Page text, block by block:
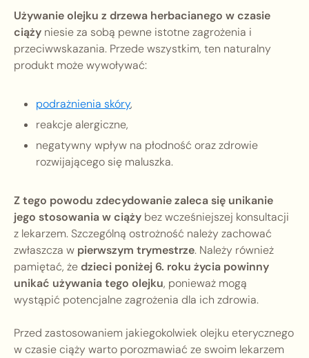
Używanie olejku z drzewa herbacianego w czasie
ciąży niesie za sobą pewne istotne zagrożenia i
przeciwwskazania. Przede wszystkim, ten naturalny
produkt może wywoływać:
podrażnienia skóry,
reakcje alergiczne,
negatywny wpływ na płodność oraz zdrowie
rozwijającego się maluszka.
Z tego powodu zdecydowanie zaleca się unikanie
jego stosowania w ciąży bez wcześniejszej konsultacji
z lekarzem. Szczególną ostrożność należy zachować
zwłaszcza w pierwszym trymestrze. Należy również
pamiętać, żedzieci poniżej 6. roku życia powinny
unikać używania tego olejku, ponieważ mogą
wystąpić potencjalne zagrożenia dla ich zdrowia.
Przed zastosowaniem jakiegokolwiek olejku eterycznego
w czasie ciąży warto porozmawiać ze swoim lekarzem